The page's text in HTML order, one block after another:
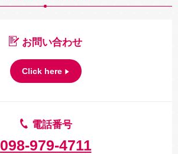
電話番号
098-979-4711
お問い合わせ
Click here